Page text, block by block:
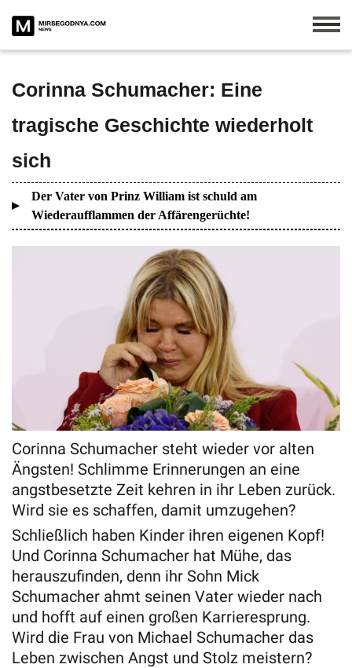
Corinna Schumacher: Eine
tragische Geschichte wiederholt
sich
Der Vater von Prinz William ist schuld am
Wiederaufflammen der Affärengerüchte!
Corinna Schumacher steht wieder vor alten
Ängsten! Schlimme Erinnerungen an eine
angstbesetzte Zeit kehren in ihr Leben zurück.
Wird sie es schaffen, damit umzugehen?
Schließlich haben Kinder ihren eigenen Kopf!
Und Corinna Schumacher hat Mühe, das
herauszufinden, denn ihr Sohn Mick
Schumacher ahmt seinen Vater wieder nach
und hofft auf einen großen Karrieresprung.
Wird die Frau von Michael Schumacher das
Leben zwischen Angst und Stolz meistern?